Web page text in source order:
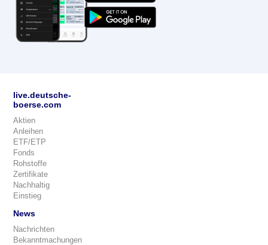
live.deutsche-
boerse.com
Aktien
Anleihen
ETF/ETP
Fonds
Rohstoffe
Zertifikate
Nachhaltig
Einstieg
News
Nachrichten
Bekanntmachungen